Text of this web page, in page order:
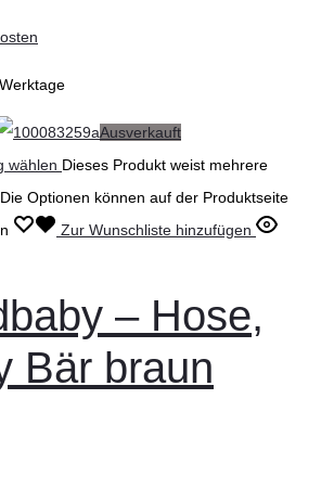
Ausverkauft
wählen Dieses Produkt weist mehrere
Optionen können auf der Produktseite
Zur Wunschliste hinzufügen
– Hose,
Bär braun